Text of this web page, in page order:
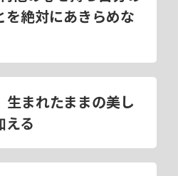
を絶対にあきらめな
まれたままの美し
える